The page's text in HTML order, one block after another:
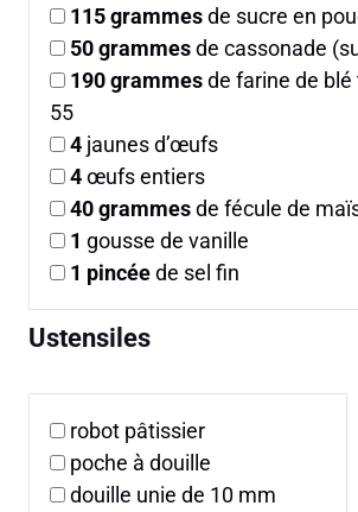
115grammesde sucre en
50grammesde cassonade
190grammesde farine de blé
55
4 jaunes d’œufs
4œufs entiers
40grammesde fécule de
1 gousse de vanille
1 pincéede sel fin
Ustensiles
robot pâtissier
poche à douille
douille unie de 10 mm